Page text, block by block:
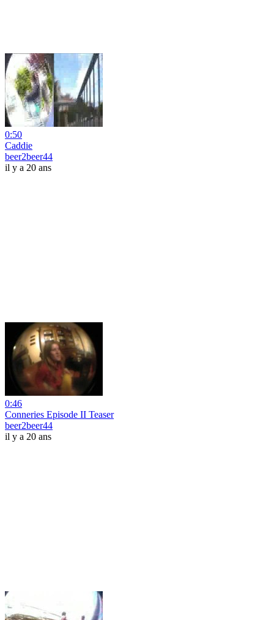
0:50
Caddie
beer2beer44
il y a 20 ans
0:46
Conneries Episode II Teaser
beer2beer44
il y a 20 ans